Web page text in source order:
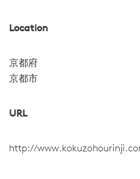
Location
京都府
京都市
URL
http://